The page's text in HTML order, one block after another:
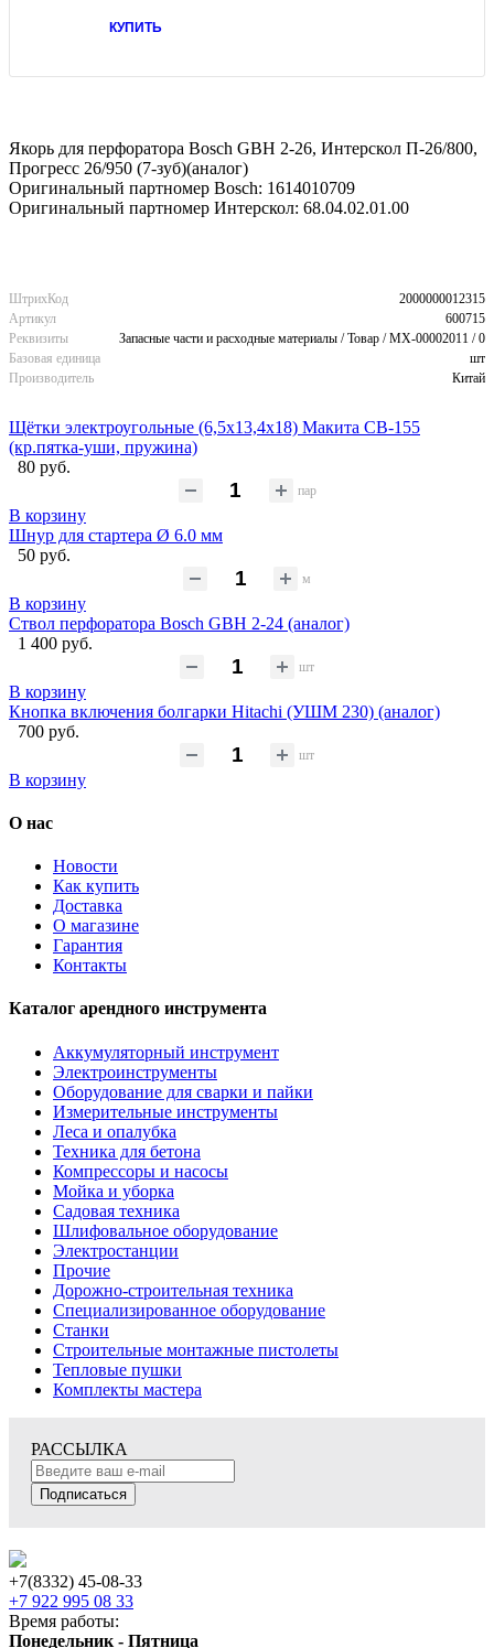
КУПИТЬ
Якорь для перфоратора Bosch GBH 2-26, Интерскол П-26/800,
Прогресс 26/950 (7-зуб)(аналог)
Оригинальный партномер Bosch: 1614010709
Оригинальный партномер Интерскол: 68.04.02.01.00
ШтрихКод
2000000012315
Артикул
600715
Реквизиты
Запасные части и расходные материалы / Товар / MX-00002011 / 0
Базовая единица
шт
Производитель
Китай
Щётки электроугольные (6,5х13,4х18) Макита CB-155
(кр.пятка-уши, пружина)
80 руб.
пар
В корзину
Шнур для стартера Ø 6.0 мм
50 руб.
м
В корзину
Ствол перфоратора Bosch GBH 2-24 (аналог)
1 400 руб.
шт
В корзину
Кнопка включения болгарки Hitachi (УШМ 230) (аналог)
700 руб.
шт
В корзину
О нас
Новости
Как купить
Доставка
О магазине
Гарантия
Контакты
Каталог арендного инструмента
Аккумуляторный инструмент
Электроинструменты
Оборудование для сварки и пайки
Измерительные инструменты
Леса и опалубка
Техника для бетона
Компрессоры и насосы
Мойка и уборка
Садовая техника
Шлифовальное оборудование
Электростанции
Прочие
Дорожно-строительная техника
Специализированное оборудование
Станки
Строительные монтажные пистолеты
Тепловые пушки
Комплекты мастера
РАССЫЛКА
Подписаться
+7(8332) 45-08-33
+7 922 995 08 33
Время работы:
Понедельник - Пятница